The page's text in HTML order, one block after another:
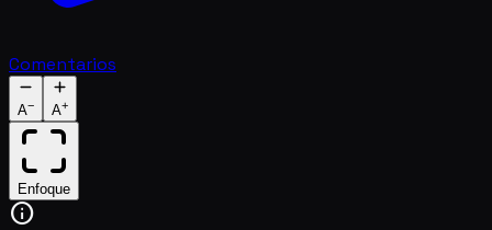
Comentarios
A− A+
Enfoque
info